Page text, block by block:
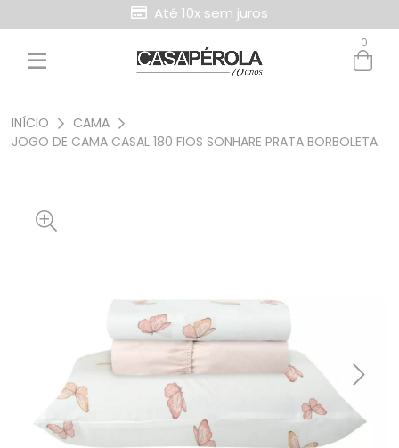
Até 10x sem juros
0
INÍCIO
CAMA
JOGO DE CAMA CASAL 180 FIOS SONHARE PRATA BORBOLETA